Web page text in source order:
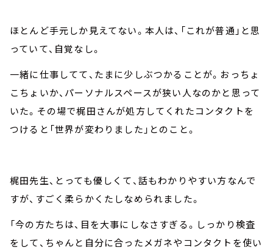
ほとんど手元しか見えてない。本人は、「これが普通」と思
っていて、自覚なし。
一緒に仕事してて、たまに少しぶつかることが。おっちょ
こちょいか、パーソナルスペースが狭い人なのかと思って
いた。その場で梶田さんが処方してくれたコンタクトを
つけると「世界が変わりました」とのこと。
梶田先生、とっても優しくて、話もわかりやすい方なんで
すが、すごく柔らかくたしなめられました。
「今の方たちは、目を大事にしなさすぎる。しっかり検査
をして、ちゃんと自分に合ったメガネやコンタクトを使い